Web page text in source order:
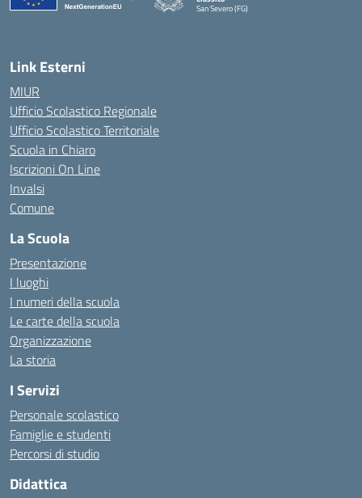
San Severo (FG)
Link Esterni
MIUR
Ufficio Scolastico Regionale
Ufficio Scolastico Territoriale
Scuola in Chiaro
Iscrizioni On Line
Invalsi
Comune
La Scuola
Presentazione
I luoghi
I numeri della scuola
Le carte della scuola
Organizzazione
La storia
I Servizi
Personale scolastico
Famiglie e studenti
Percorsi di studio
Didattica